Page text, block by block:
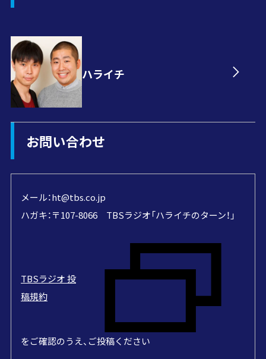
ハライチ
お問い合わせ
メール：ht@tbs.co.jp
ハガキ：〒107-8066 TBSラジオ「ハライチのターン！」
TBSラジオ 投
稿規約
をご確認のうえ、ご投稿ください